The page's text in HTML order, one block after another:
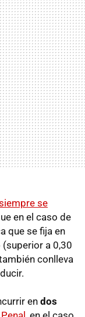
se
en el caso de
que se fija en
a 0,30
conlleva
en dos